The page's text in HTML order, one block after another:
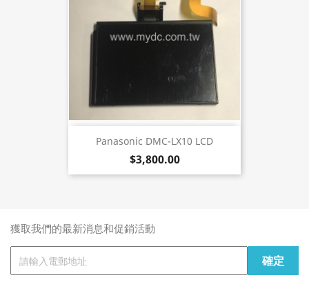
Panasonic DMC-LX10 LCD
$3,800.00
獲取我們的最新消息和促銷活動